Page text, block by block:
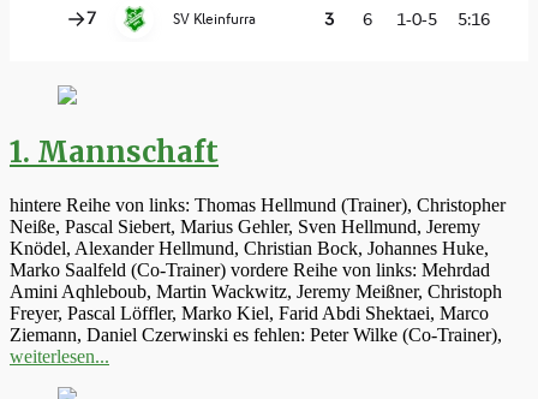
1. Mannschaft
hintere Reihe von links: Thomas Hellmund (Trainer), Christopher
Neiße, Pascal Siebert, Marius Gehler, Sven Hellmund, Jeremy
Knödel, Alexander Hellmund, Christian Bock, Johannes Huke,
Marko Saalfeld (Co-Trainer) vordere Reihe von links: Mehrdad
Amini Aqhleboub, Martin Wackwitz, Jeremy Meißner, Christoph
Freyer, Pascal Löffler, Marko Kiel, Farid Abdi Shektaei, Marco
Ziemann, Daniel Czerwinski es fehlen: Peter Wilke (Co-Trainer),
weiterlesen...